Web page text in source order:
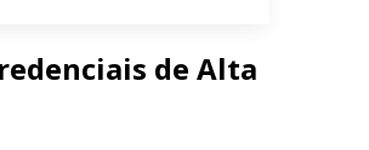
de Alta